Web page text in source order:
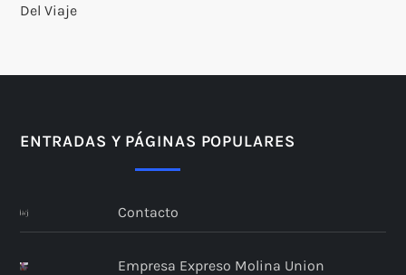
Del Viaje
ENTRADAS Y PÁGINAS POPULARES
Contacto
Empresa Expreso Molina Union